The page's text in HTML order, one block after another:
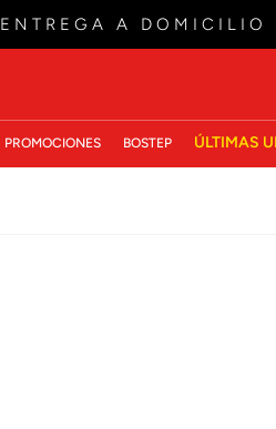
ENTREGA A DOMICILIO
PROMOCIONES BOSTEP ÚLTIMAS